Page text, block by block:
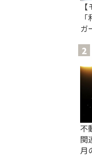
ガ
不
関
月